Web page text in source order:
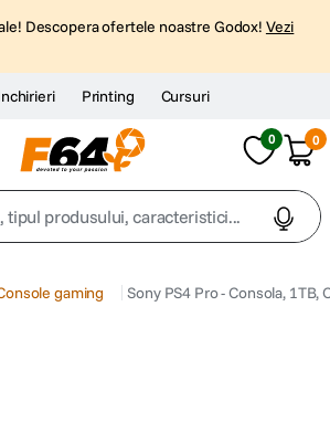
Descopera ofertele noastre Godox! Vezi
Printing Cursuri
0 0
produsului, caracteristici...
gaming Sony PS4 Pro - Consola, 1TB,